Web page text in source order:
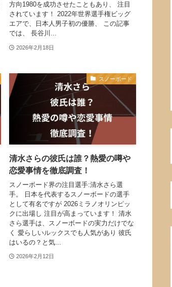
方向1980を成功させたこともあり、 注目
されています！ 2022年世界選手権ビッグ
エアで、日本人男子初の優勝、 この記事
では、 長谷川...
2026年2月18日
スノーボード
清水さらの彼氏は誰？熱愛の噂や
恋愛事情を徹底調査！
スノーボード界の注目選手:清水さら選
手。 日本を代表するスノーボードの選手
として有名ですが 2026ミラノオリンピッ
クに出場し 注目が高まっています！ 清水
さら選手は、スノーボードの実力だけでな
く 愛らしいルックスでも人気があり 彼氏
はいるの？と気...
2026年2月12日